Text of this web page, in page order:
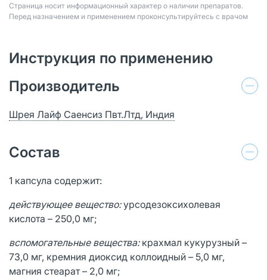
Страница носит информационный характер о наличии препаратов.
Перед назначением и применением проконсультируйтесь с врачом
Инструкция по применению
Производитель
Шрея Лайф Саенсиз Пвт.Лтд, Индия
Состав
1 капсула содержит:
действующее вещество:урсодезоксихолевая
кислота – 250,0 мг;
вспомогательные вещества: крахмал кукурузный –
73,0 мг, кремния диоксид коллоидный – 5,0 мг,
магния стеарат – 2,0 мг;